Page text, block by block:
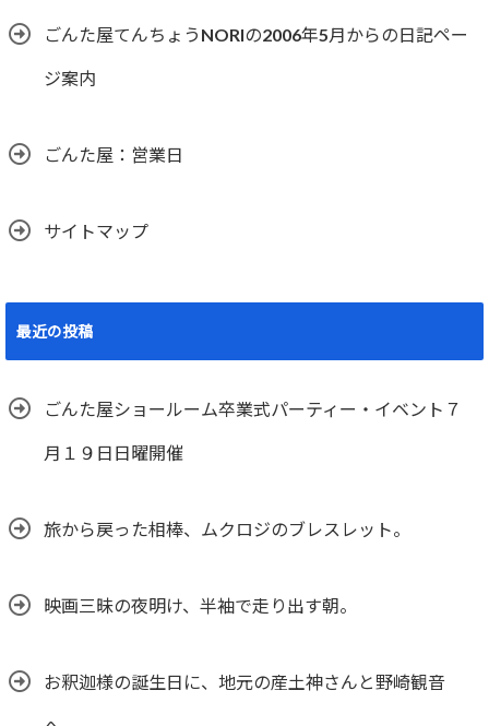
ごんた屋てんちょうNORIの2006年5月からの日記ペー
ジ案内
ごんた屋：営業日
サイトマップ
最近の投稿
ごんた屋ショールーム卒業式パーティー・イベント７
月１９日日曜開催
旅から戻った相棒、ムクロジのブレスレット。
映画三昧の夜明け、半袖で走り出す朝。
お釈迦様の誕生日に、地元の産土神さんと野崎観音